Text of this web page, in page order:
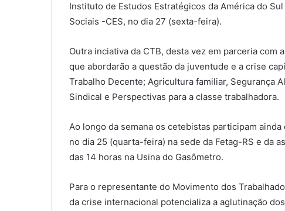
Instituto de Estudos Estratégicos da América do
Sociais -CES, no dia 27 (sexta-feira).
Outra inciativa da CTB, desta vez em parceria com
que abordarão a questão da juventude e a crise
Trabalho Decente; Agricultura familiar, Segurança
Sindical e Perspectivas para a classe trabalhadora.
Ao longo da semana os cetebistas participam
no dia 25 (quarta-feira) na sede da Fetag-RS e da
das 14 horas na Usina do Gasômetro.
Para o representante do Movimento dos
da crise internacional potencializa a aglutinação